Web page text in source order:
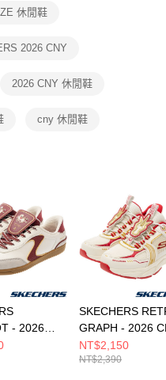
support/home
AFTEE先享後付」服務完成之交
或監護人之同意方可使用
別帳號之用戶狀況，依本公司即
註冊。若發現惡意使用之情形，
使用額度並採取法律行動。
休閒鞋
2026 CNY
2026 CNY 休閒鞋
cny 休閒鞋
- 2026
鞋
SKECHERS
GRAPH - 2026
中大童 休閒鞋
407120LWRD
NT$2,150
NT$2,390